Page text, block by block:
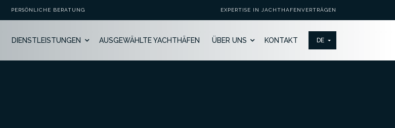
PERSÖNLICHE BERATUNG EXPERTISE IN JACHTHAFENVERTRÄGEN
DIENSTLEISTUNGEN AUSGEWÄHLTE YACHTHÄFEN ÜBER UNS KONTAKT